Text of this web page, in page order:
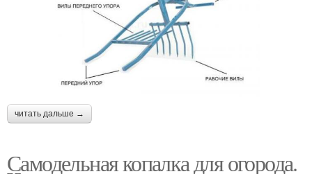
читать дальше →
Самодельная копалка для огорода.